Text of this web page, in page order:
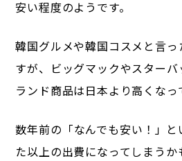
安い程度のようです。
韓国グルメや韓国コスメと言
すが、ビッグマックやスター
ランド商品は日本より高くなっ
数年前の「なんでも安い！」
た以上の出費になってしまうか